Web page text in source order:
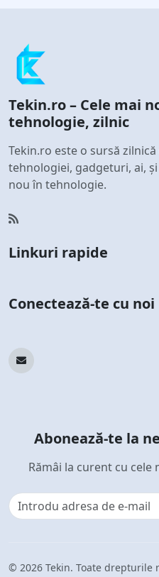
Tekin.ro – Cele mai
tehnologie, zilnic
Tekin.ro este o sursă
tehnologiei, gadgeturi, ai,
nou în tehnologie.
Linkuri rapide
Conectează-te cu noi
Abonează-te la
Rămâi la curent cu
© 2026 Tekin. Toate drepturile